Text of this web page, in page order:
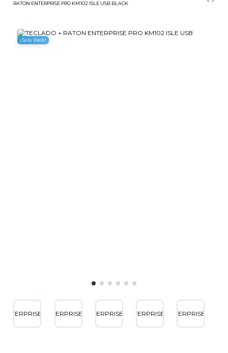
RATON ENTERPRISE PRO KM102 ISLE USB BLACK
¡Sólo Web!